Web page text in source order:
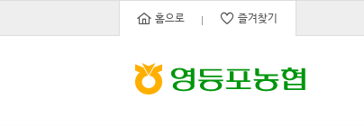
홈으로 즐겨찾기